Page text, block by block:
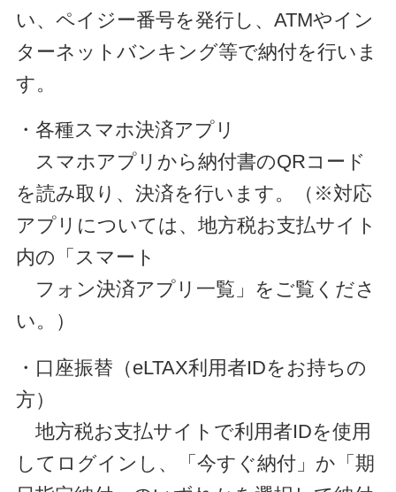
い、ペイジー番号を発行し、ATMやイン
ターネットバンキング等で納付を行いま
す。
・各種スマホ決済アプリ
スマホアプリから納付書のQRコード
を読み取り、決済を行います。（※対応
アプリについては、地方税お支払サイト
内の「スマート
フォン決済アプリ一覧」をご覧くださ
い。）
・口座振替（eLTAX利用者IDをお持ちの
方）
地方税お支払サイトで利用者IDを使用
してログインし、「今すぐ納付」か「期